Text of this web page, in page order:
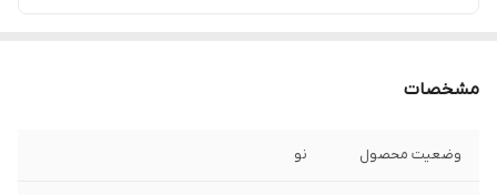
مشخصات
وضعیت محصول نو